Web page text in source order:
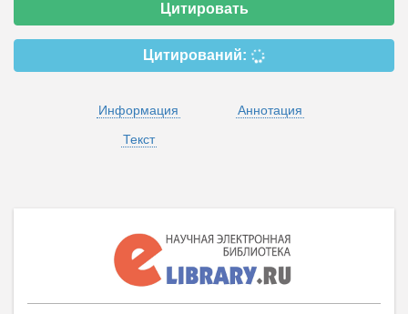
Цитировать
Цитирований:
Информация
Аннотация
Текст